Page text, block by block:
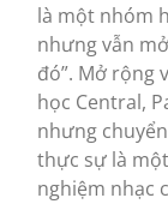
là một nhóm
nhưng vẫn
đó”. Mở rộng
học Central,
nhưng
thực sự là
nghiệm nhạc